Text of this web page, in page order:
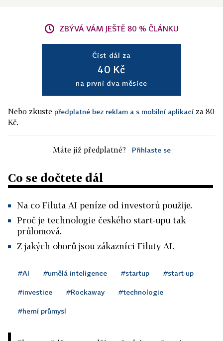
ZBÝVÁ VÁM JEŠTĚ 80 % ČLÁNKU
Číst dál za
40 Kč
na první dva měsíce
Nebo zkuste předplatné bez reklam a s mobilní aplikací za 80
Kč.
Máte již předplatné? Přihlaste se
Co se dočtete dál
Na co Filuta AI peníze od investorů použije.
Proč je technologie českého start-upu tak
průlomová.
Z jakých oborů jsou zákazníci Filuty AI.
#AI #umělá inteligence #startup #start-up
#investice #Rockaway #technologie
#herní průmysl